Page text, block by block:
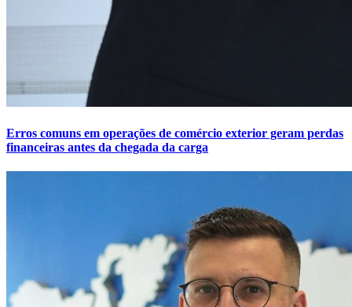
Erros comuns em operações de comércio exterior geram perdas
financeiras antes da chegada da carga